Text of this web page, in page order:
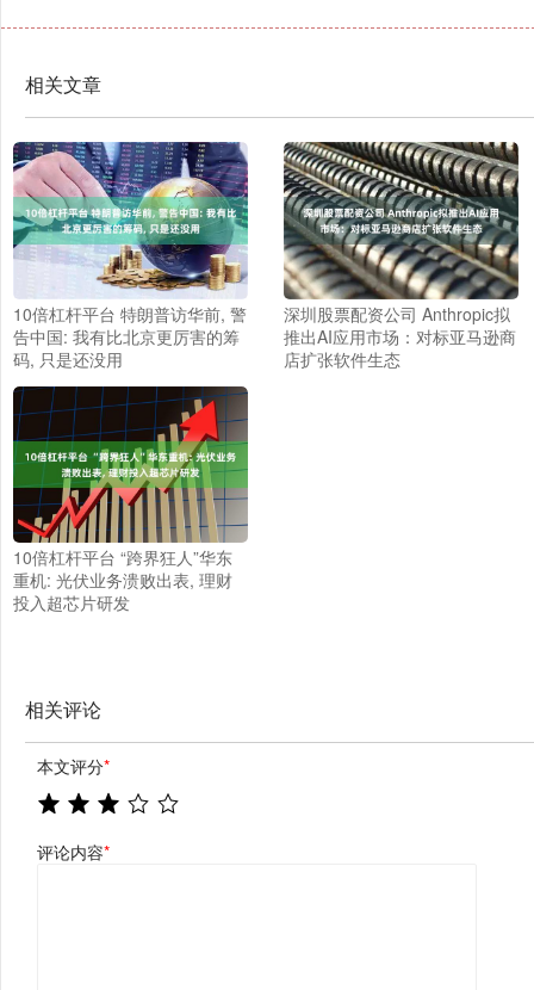
相关文章
10倍杠杆平台 特朗普访华前, 警
告中国: 我有比北京更厉害的筹
码, 只是还没用
深圳股票配资公司 Anthropic拟
推出AI应用市场：对标亚马逊商
店扩张软件生态
10倍杠杆平台 “跨界狂人”华东
重机: 光伏业务溃败出表, 理财
投入超芯片研发
相关评论
本文评分*
评论内容*